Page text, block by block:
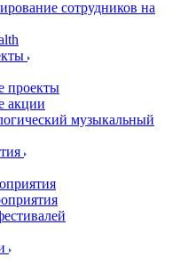
сотрудников на
проекты
акции
музыкальный